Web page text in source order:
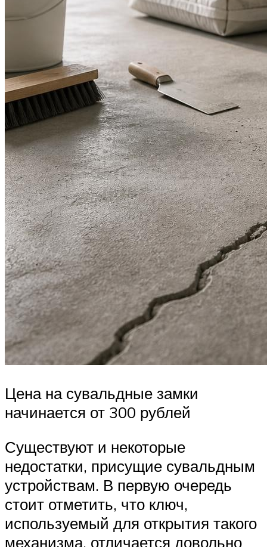
Цена на сувальдные замки
начинается от 300 рублей
Существуют и некоторые
недостатки, присущие сувальдным
устройствам. В первую очередь
стоит отметить, что ключ,
используемый для открытия такого
механизма, отличается довольно